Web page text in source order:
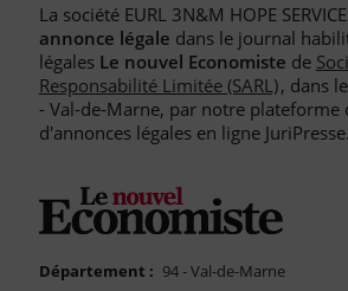
Liste des Greffes
Liste des CCI
Le Blog pour les Entreprises
Nous Contacter
Compte PRO
La société EURL 3N&M HOPE
annonce légale dans le journal
légales Le nouvel Economiste de
Responsabilité Limitée (SARL), dans
- Val-de-Marne, par notre plateforme
d'annonces légales en ligne
Département : 94 - Val-de-Marne